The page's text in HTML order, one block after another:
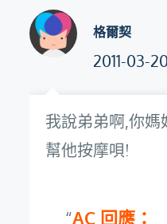
格爾契
2011-03-
我說弟弟啊,你媽
幫他按摩唄!
AC 回應：